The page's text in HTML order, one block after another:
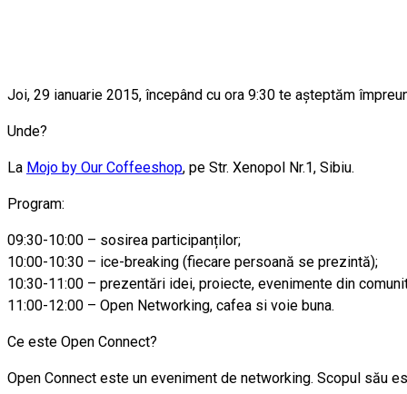
Joi, 29 ianuarie 2015, începând cu ora 9:30 te așteptăm
Unde?
La Mojo by Our Coffeeshop, pe Str. Xenopol Nr.1, Sibiu.
Program:
09:30-10:00 – sosirea participanților;
10:00-10:30 – ice-breaking (fiecare persoană se prezintă);
10:30-11:00 – prezentări idei, proiecte, evenimente din
11:00-12:00 – Open Networking, cafea si voie buna.
Ce este Open Connect?
Open Connect este un eveniment de networking. Scopul său